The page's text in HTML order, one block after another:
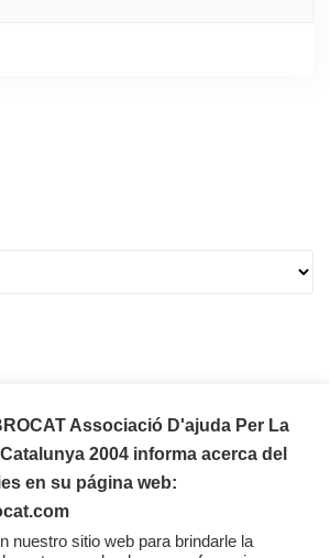
Associació D'ajuda Per La
2004 informa acerca del
en su página web:
nuestro sitio web para brindarle la